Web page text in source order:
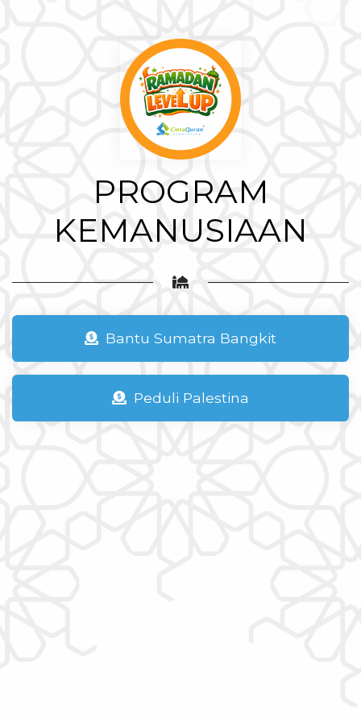
PROGRAM
KEMANUSIAAN
Bantu Sumatra Bangkit
Peduli Palestina